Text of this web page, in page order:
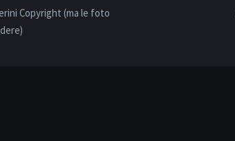
Copyright (ma le foto